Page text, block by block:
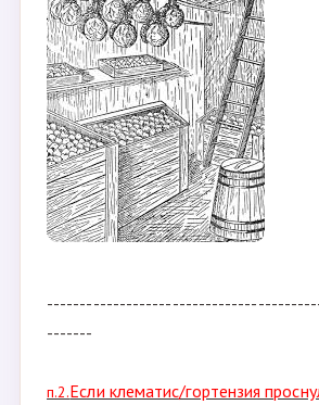
подпол до того времени, как можно
высаживать( земля оттаяла и в нее
лопата)
4б- садите в горшок,
горшок, или втыкаете бирку)- и
яму до того времени, как можно
в грунт, или просто вывезти в сад